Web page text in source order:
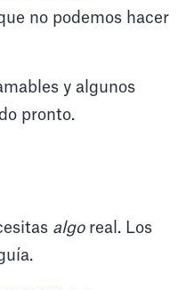
no podemos hacer
y algunos
pronto.
algoreal. Los